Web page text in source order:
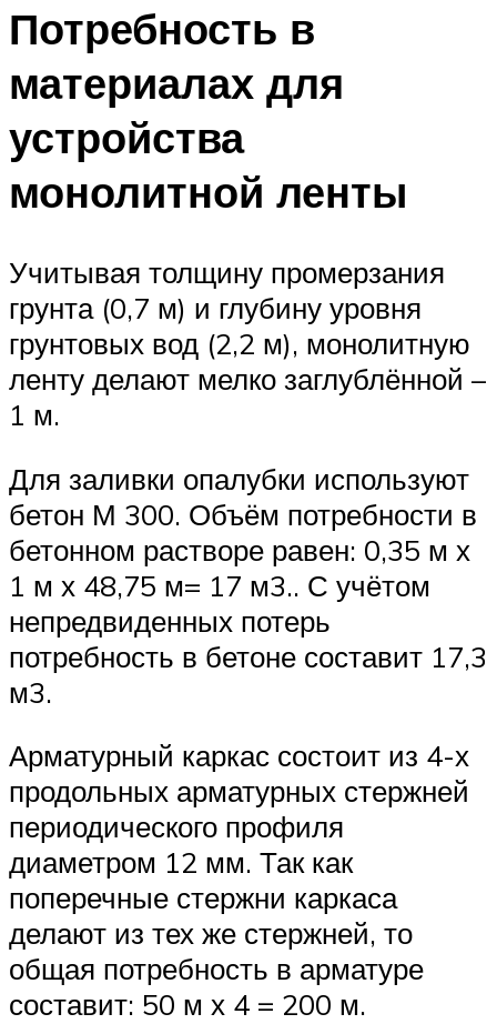
Потребность в
материалах для
устройства
монолитной ленты
Учитывая толщину промерзания
грунта (0,7 м) и глубину уровня
грунтовых вод (2,2 м), монолитную
ленту делают мелко заглублённой –
1 м.
Для заливки опалубки используют
бетон М 300. Объём потребности в
бетонном растворе равен: 0,35 м х
1 м х 48,75 м= 17 м3.. С учётом
непредвиденных потерь
потребность в бетоне составит 17,3
м3.
Арматурный каркас состоит из 4-х
продольных арматурных стержней
периодического профиля
диаметром 12 мм. Так как
поперечные стержни каркаса
делают из тех же стержней, то
общая потребность в арматуре
составит: 50 м х 4 = 200 м.